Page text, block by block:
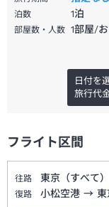
泊数 1泊
部屋数・人数 1部屋/
日付を
旅行代
フライト区間
往路 東京（すべて）
復路 小松空港 → 東